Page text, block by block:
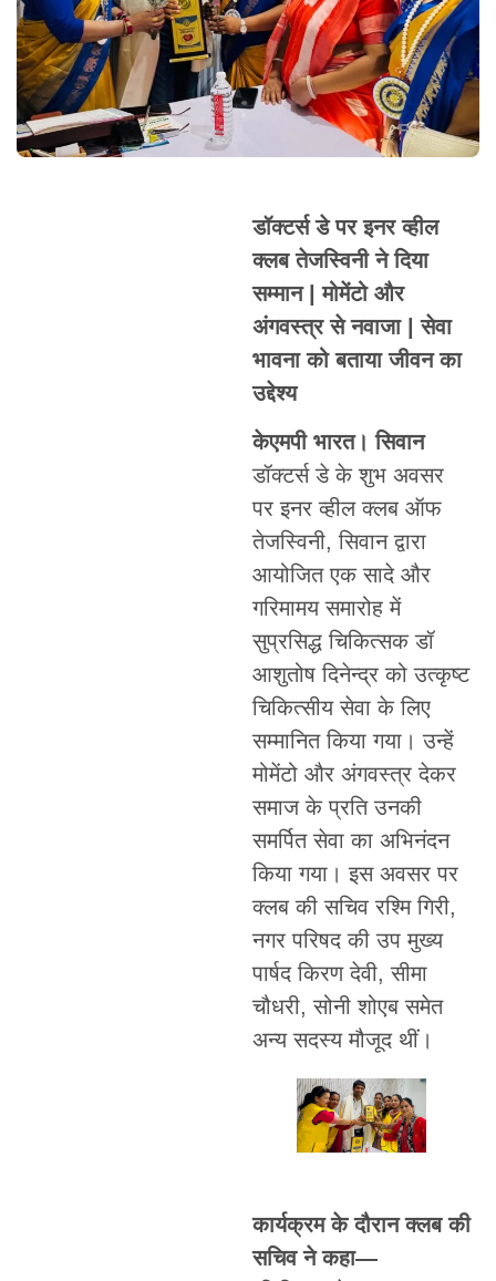
डॉक्टर्स डे पर इनर व्हील
क्लब तेजस्विनी ने दिया
सम्मान | मोमेंटो और
अंगवस्त्र से नवाजा | सेवा
भावना को बताया जीवन का
उद्देश्य
केएमपी भारत। सिवान
डॉक्टर्स डे के शुभ अवसर
पर इनर व्हील क्लब ऑफ
तेजस्विनी, सिवान द्वारा
आयोजित एक सादे और
गरिमामय समारोह में
सुप्रसिद्ध चिकित्सक डॉ
आशुतोष दिनेन्द्र को उत्कृष्ट
चिकित्सीय सेवा के लिए
सम्मानित किया गया। उन्हें
मोमेंटो और अंगवस्त्र देकर
समाज के प्रति उनकी
समर्पित सेवा का अभिनंदन
किया गया। इस अवसर पर
क्लब की सचिव रश्मि गिरी,
नगर परिषद की उप मुख्य
पार्षद किरण देवी, सीमा
चौधरी, सोनी शोएब समेत
अन्य सदस्य मौजूद थीं।
कार्यक्रम के दौरान क्लब की
सचिव ने कहा—